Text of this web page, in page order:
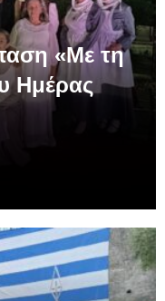
«Με τη
Ημέρας